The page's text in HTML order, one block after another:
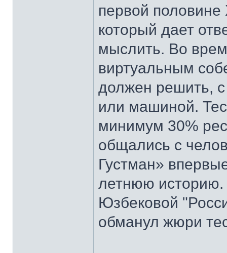
первой
который дает
мыслить. Во
виртуальным
должен решить, с
или машиной.
минимум 30%
общались с
Густман»
летнюю историю.
Юзбековой
обманул жюри